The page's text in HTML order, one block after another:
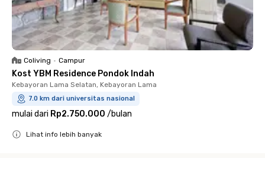
Coliving • Campur
Kost YBM Residence Pondok Indah
Kebayoran Lama Selatan, Kebayoran Lama
7.0 km dari universitas nasional
mulai dari Rp2.750.000 /bulan
Lihat info lebih banyak